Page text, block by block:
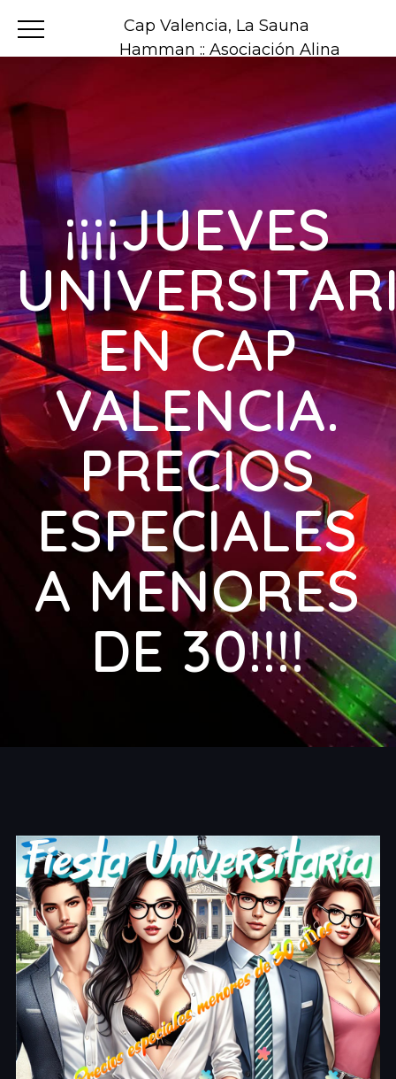
Cap Valencia, La Sauna
Hamman :: Asociación Alina
¡¡¡¡JUEVES
EN CAP
VALENCIA.
PRECIOS
ESPECIALES
A MENORES
DE 30!!!!